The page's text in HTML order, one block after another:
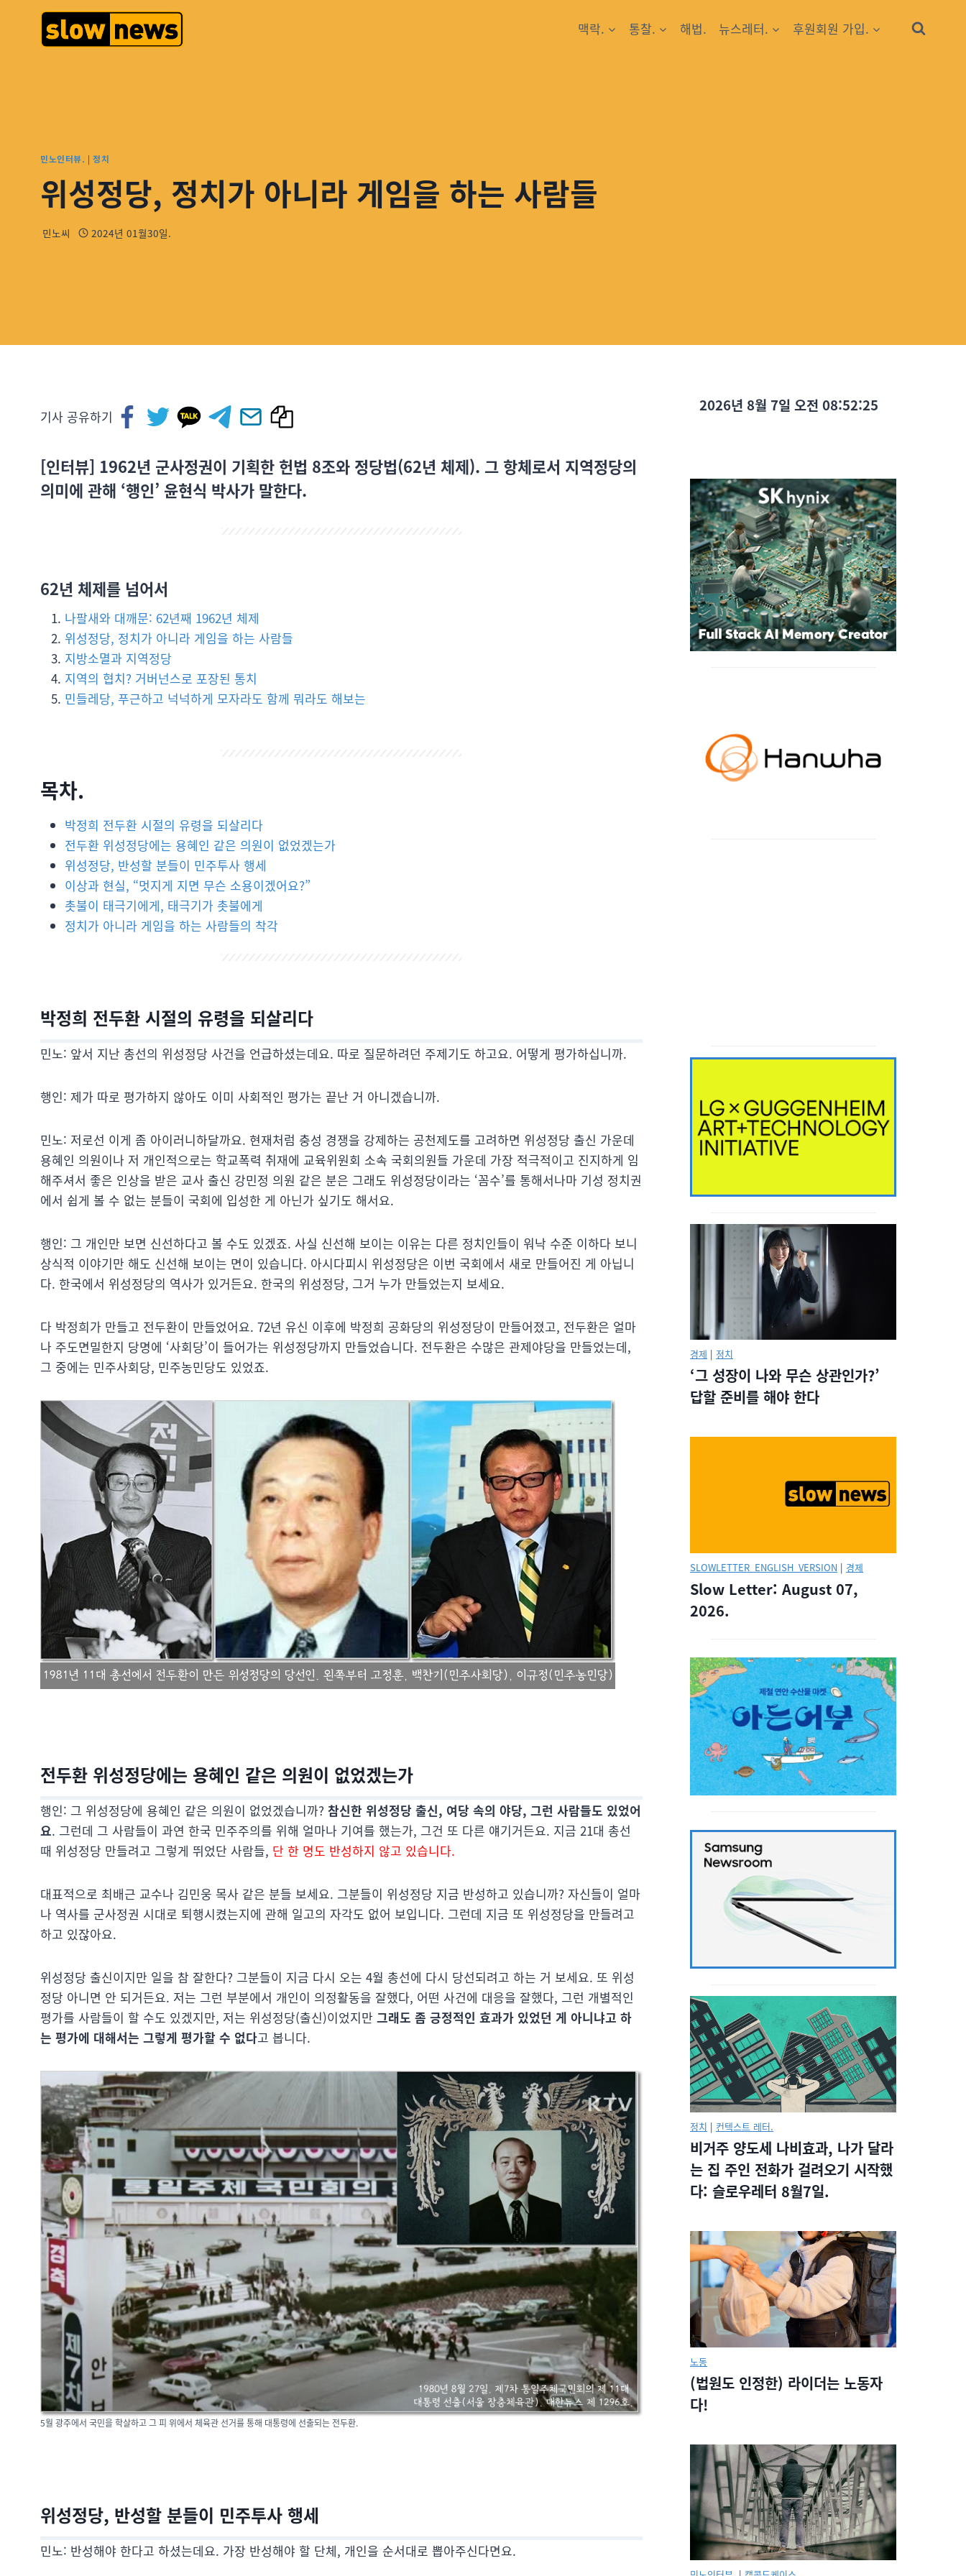
맥락. 통찰. 해법. 뉴스레터. 후원회원 가입.
민노인터뷰. |정치
위성정당, 정치가 아니라 게임을 하는 사람들
민노씨 2024년 01월30일.
기사 공유하기
[인터뷰] 1962년 군사정권이 기획한 헌법 8조와 정당법(62년 체제). 그 항체로서 지역정당의
의미에 관해 ‘행인’ 윤현식 박사가 말한다.
62년 체제를 넘어서
나팔새와 대깨문: 62년째 1962년 체제
위성정당, 정치가 아니라 게임을 하는 사람들
지방소멸과 지역정당
지역의 협치? 거버넌스로 포장된 통치
민들레당, 푸근하고 넉넉하게 모자라도 함께 뭐라도 해보는
목차.
박정희 전두환 시절의 유령을 되살리다
전두환 위성정당에는 용혜인 같은 의원이 없었겠는가
위성정당, 반성할 분들이 민주투사 행세
이상과 현실, “멋지게 지면 무슨 소용이겠어요?”
촛불이 태극기에게, 태극기가 촛불에게
정치가 아니라 게임을 하는 사람들의 착각
박정희 전두환 시절의 유령을 되살리다
민노: 앞서 지난 총선의 위성정당 사건을 언급하셨는데요. 따로 질문하려던 주제기도 하고요. 어떻게 평가하십니까.
행인: 제가 따로 평가하지 않아도 이미 사회적인 평가는 끝난 거 아니겠습니까.
민노: 저로선 이게 좀 아이러니하달까요. 현재처럼 충성 경쟁을 강제하는 공천제도를 고려하면 위성정당 출신 가운데
용혜인 의원이나 저 개인적으로는 학교폭력 취재에 교육위원회 소속 국회의원들 가운데 가장 적극적이고 진지하게 임
해주셔서 좋은 인상을 받은 교사 출신 강민정 의원 같은 분은 그래도 위성정당이라는 ‘꼼수’를 통해서나마 기성 정치권
에서 쉽게 볼 수 없는 분들이 국회에 입성한 게 아닌가 싶기도 해서요.
행인: 그 개인만 보면 신선하다고 볼 수도 있겠죠. 사실 신선해 보이는 이유는 다른 정치인들이 워낙 수준 이하다 보니
상식적 이야기만 해도 신선해 보이는 면이 있습니다. 아시다피시 위성정당은 이번 국회에서 새로 만들어진 게 아닙니
다. 한국에서 위성정당의 역사가 있거든요. 한국의 위성정당, 그거 누가 만들었는지 보세요.
다 박정희가 만들고 전두환이 만들었어요. 72년 유신 이후에 박정희 공화당의 위성정당이 만들어졌고, 전두환은 얼마
나 주도면밀한지 당명에 ‘사회당’이 들어가는 위성정당까지 만들었습니다. 전두환은 수많은 관제야당을 만들었는데,
그 중에는 민주사회당, 민주농민당도 있었죠.
전두환 위성정당에는 용혜인 같은 의원이 없었겠는가
행인: 그 위성정당에 용혜인 같은 의원이 없었겠습니까? 참신한 위성정당 출신, 여당 속의 야당, 그런 사람들도 있었어
요. 그런데 그 사람들이 과연 한국 민주주의를 위해 얼마나 기여를 했는가, 그건 또 다른 얘기거든요. 지금 21대 총선
때 위성정당 만들려고 그렇게 뛰었단 사람들, 단 한 명도 반성하지 않고 있습니다.
대표적으로 최배근 교수나 김민웅 목사 같은 분들 보세요. 그분들이 위성정당 지금 반성하고 있습니까? 자신들이 얼마
나 역사를 군사정권 시대로 퇴행시켰는지에 관해 일고의 자각도 없어 보입니다. 그런데 지금 또 위성정당을 만들려고
하고 있잖아요.
위성정당 출신이지만 일을 참 잘한다? 그분들이 지금 다시 오는 4월 총선에 다시 당선되려고 하는 거 보세요. 또 위성
정당 아니면 안 되거든요. 저는 그런 부분에서 개인이 의정활동을 잘했다, 어떤 사건에 대응을 잘했다, 그런 개별적인
평가를 사람들이 할 수도 있겠지만, 저는 위성정당(출신)이었지만 그래도 좀 긍정적인 효과가 있었던 게 아니냐고 하
는 평가에 대해서는 그렇게 평가할 수 없다고 봅니다.
5월 광주에서 국민을 학살하고 그 피 위에서 체육관 선거를 통해 대통령에 선출되는 전두환.
위성정당, 반성할 분들이 민주투사 행세
민노: 반성해야 한다고 하셨는데요. 가장 반성해야 할 단체, 개인을 순서대로 뽑아주신다면요.
2026년 8월 7일 오전 08:52:27
경제 | 정치
‘그 성장이 나와 무슨 상관인가?’
답할 준비를 해야 한다
SLOWLETTER_ENGLISH_VERSION | 경제
Slow Letter: August 07,
2026.
정치 | 컨텍스트 레터.
비거주 양도세 나비효과, 나가 달라
는 집 주인 전화가 걸려오기 시작했
다: 슬로우레터 8월7일.
노동
(법원도 인정한) 라이더는 노동자
다!